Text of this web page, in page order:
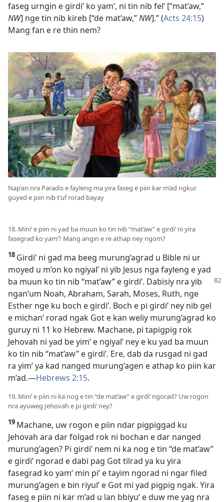
faseg urngin e girdi’ ko yam’, ni tin nib fel’ [“mat’aw,”
NW] nge tin nib kireb [“de mat’aw,”NW].” (Acts 24:15)
Mang fan e re thin nem?
Nap’an nra Paradis e fayleng ma yira faseg e piin kar m’ad ngkur
guyed e piin nib t’uf rorad bayay
18. Mini’ e piin ni yad ba muun ko tin nib “mat’aw” e girdi’ ni yira
fasegrad ko yam’? Mang angin e re athap ney ngom?
18 Girdi’ ni gad ma beeg murung’agrad u Bible ni ur
moyed u m’on ko ngiyal’ ni yib Jesus nga fayleng e yad
ba muun ko tin nib “mat’aw” e girdi’. Dabisiy nra yib
ngan’um Noah, Abraham, Sarah, Moses, Ruth, nge
Esther nge ku boch e girdi’. Boch e pi girdi’ ney nib gel
e michan’ rorad ngak Got e kan weliy murung’agrad ko
guruy ni 11 ko Hebrew. Machane, pi tapigpig rok
Jehovah ni yad be yim’ e ngiyal’ ney e ku yad ba muun
ko tin nib “mat’aw” e girdi’. Ere, dab da rusgad ni gad
ra yim’ ya kad nanged murung’agen e athap ko piin kar
m’ad.​—Hebrews 2:15.
19. Mini’ e piin ni ka nog e tin “de mat’aw” e girdi’ ngorad? Uw rogon
nra ayuweg Jehovah e pi girdi’ ney?
19 Machane, uw rogon e piin ndar pigpiggad ku
Jehovah ara dar folgad rok ni bochan e dar nanged
murung’agen? Pi girdi’ nem ni ka nog e tin “de mat’aw”
e girdi’ ngorad e dabi pag Got tilrad ya ku yira
fasegrad ko yam’ min pi’ e tayim ngorad ni ngar filed
murung’agen e bin riyul’ e Got mi yad pigpig ngak. Yira
faseg e piin ni kar m’ad u lan bbiyu’ e duw me yag nra